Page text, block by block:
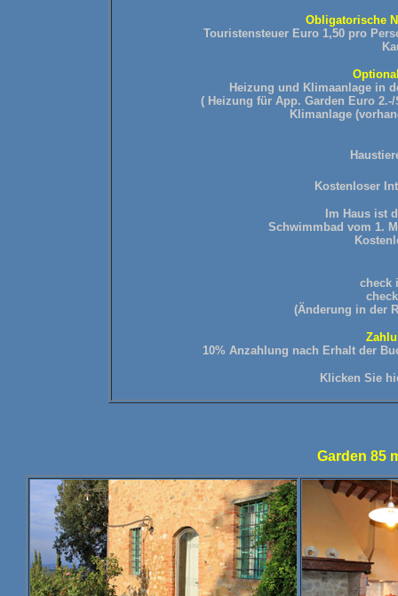
Obligatorische
Touristensteuer Euro 1,50 pro
Heizung und Klimaanlage in
( Heizung für App. Garden Euro
Klimanlage
Kostenloser
Im Haus ist
Schwimmbad vom 1.
check
(Änderung in der
10% Anzahlung nach Erhalt der
Klicken Sie
Garden 85